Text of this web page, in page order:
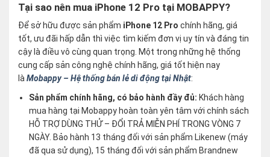
Tại sao nên mua iPhone 12 Pro tại MOBAPPY?
Để sở hữu được sản phẩm iPhone 12 Pro chính hãng, giá
tốt, ưu đãi hấp dẫn thì việc tìm kiếm đơn vị uy tín và đáng tin
cậy là điều vô cùng quan trọng. Một trong những hệ thống
cung cấp sản công nghệ chính hãng, giá tốt hiện nay
là Mobappy – Hệ thống bán lẻ di động tại Nhật:
Sản phẩm chính hãng, có bảo hành đầy đủ: Khách hàng
mua hàng tại Mobappy hoàn toàn yên tâm với chính sách
HỖ TRỢ DÙNG THỬ – ĐỔI TRẢ MIỄN PHÍ TRONG VÒNG 7
NGÀY. Bảo hành 13 tháng đối với sản phẩm Likenew (máy
đã qua sử dụng), 15 tháng đối với sản phẩm Brandnew